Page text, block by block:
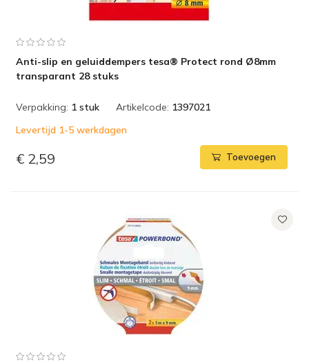
Anti-slip en geluiddempers tesa® Protect rond Ø8mm
transparant 28 stuks
Verpakking: 1 stuk Artikelcode: 1397021
Levertijd 1-5 werkdagen
€ 2,59 Toevoegen